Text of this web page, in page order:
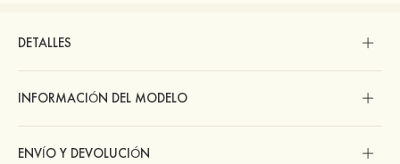
DETALLES
INFORMACIÓN DEL MODELO
ENVÍO Y DEVOLUCIÓN